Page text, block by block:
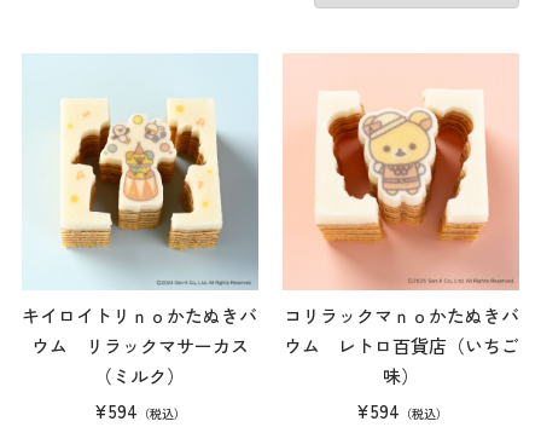
キイロイトリｎｏかたぬきバ
ウム リラックマサーカス
（ミルク）
¥594 （税込）
コリラックマｎｏかたぬきバ
ウム レトロ百貨店（いちご
味）
¥594 （税込）